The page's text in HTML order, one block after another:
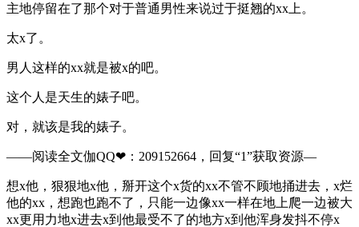
主地停留在了那个对于普通男性来说过于挺翘的xx上。
太x了。
男人这样的xx就是被x的吧。
这个人是天生的婊子吧。
对，就该是我的婊子。
——阅读全文伽QQ❤：209152664，回复“1”获取资源—
想x他，狠狠地x他，掰开这个x货的xx不管不顾地捅进去，x烂
他的xx，想跑也跑不了，只能一边像xx一样在地上爬一边被大
xx更用力地x进去x到他最受不了的地方x到他浑身发抖不停x